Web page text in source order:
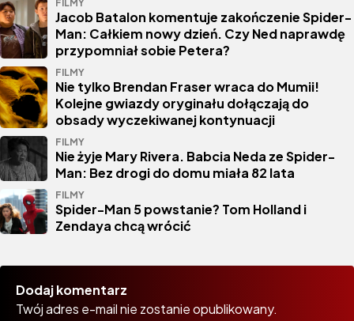
FILMY
Jacob Batalon komentuje zakończenie Spider-
Man: Całkiem nowy dzień. Czy Ned naprawdę
przypomniał sobie Petera?
FILMY
Nie tylko Brendan Fraser wraca do Mumii!
Kolejne gwiazdy oryginału dołączają do
obsady wyczekiwanej kontynuacji
FILMY
Nie żyje Mary Rivera. Babcia Neda ze Spider-
Man: Bez drogi do domu miała 82 lata
FILMY
Spider-Man 5 powstanie? Tom Holland i
Zendaya chcą wrócić
Dodaj komentarz
Twój adres e-mail nie zostanie opublikowany.